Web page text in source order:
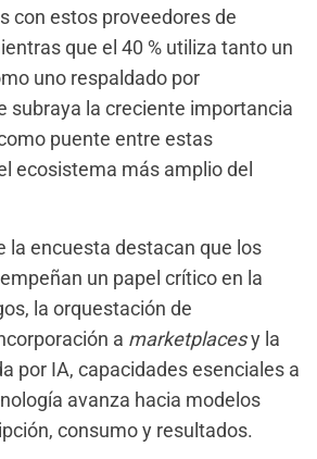
con estos proveedores de
que el 40 % utiliza tanto un
uno respaldado por
subraya la creciente importancia
puente entre estas
ecosistema más amplio del
la encuesta destacan que los
un papel crítico en la
la orquestación de
a marketplacesy la
por IA, capacidades esenciales a
avanza hacia modelos
consumo y resultados.